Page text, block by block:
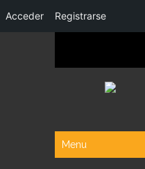
Acceder Registrarse
Menu